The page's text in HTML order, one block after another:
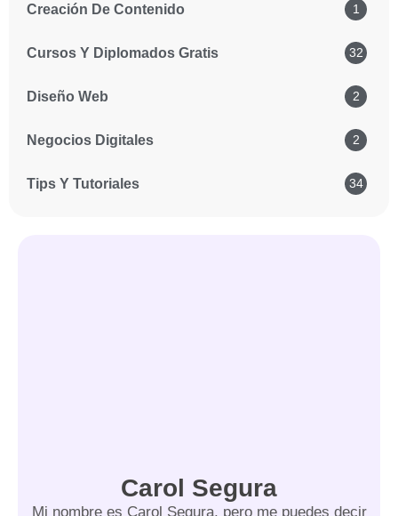
Creación De Contenido 1
Cursos Y Diplomados Gratis 32
Diseño Web 2
Negocios Digitales 2
Tips Y Tutoriales 34
Carol Segura
Mi nombre es Carol Segura, pero me puedes decir